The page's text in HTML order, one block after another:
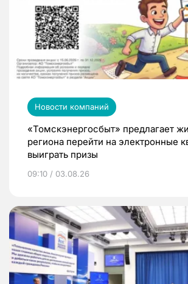
Новости компаний
«Томскэнергосбыт» предлагает
региона перейти на электронные
выиграть призы
09:10 / 03.08.26